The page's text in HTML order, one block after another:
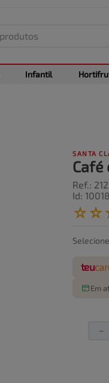
Infantil
SANTA
Café
Ref.:
Id:
☆☆
teu
Em
－